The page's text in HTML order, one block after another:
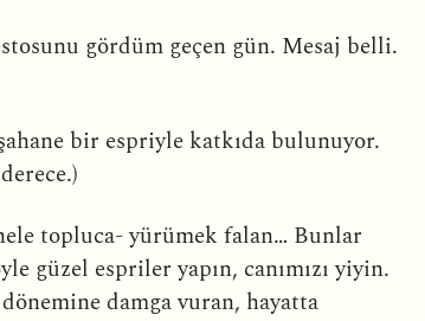
gördüm geçen gün. Mesaj belli.
bir espriyle katkıda bulunuyor.
topluca- yürümek falan… Bunlar
güzel espriler yapın, canımızı yiyin.
damga vuran, hayatta